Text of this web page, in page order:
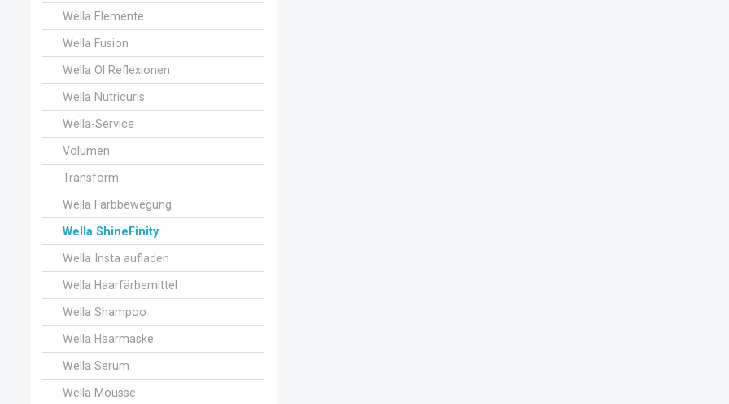
Wella Elemente
Wella Fusion
Wella Öl Reflexionen
Wella Nutricurls
Wella-Service
Volumen
Transform
Wella Farbbewegung
Wella ShineFinity
Wella Insta aufladen
Wella Haarfärbemittel
Wella Shampoo
Wella Haarmaske
Wella Serum
Wella Mousse